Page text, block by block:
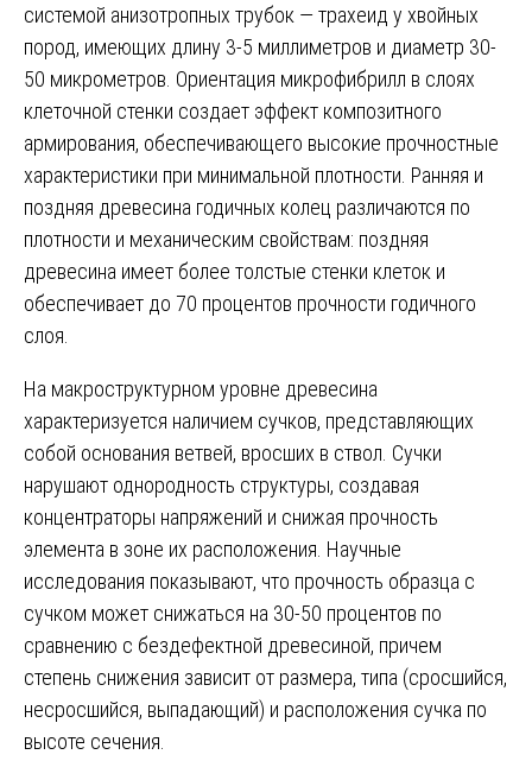
системой анизотропных трубок — трахеид у хвойных
пород, имеющих длину 3-5 миллиметров и диаметр 30-
50 микрометров. Ориентация микрофибрилл в слоях
клеточной стенки создает эффект композитного
армирования, обеспечивающего высокие прочностные
характеристики при минимальной плотности. Ранняя и
поздняя древесина годичных колец различаются по
плотности и механическим свойствам: поздняя
древесина имеет более толстые стенки клеток и
обеспечивает до 70 процентов прочности годичного
слоя.
На макроструктурном уровне древесина
характеризуется наличием сучков, представляющих
собой основания ветвей, вросших в ствол. Сучки
нарушают однородность структуры, создавая
концентраторы напряжений и снижая прочность
элемента в зоне их расположения. Научные
исследования показывают, что прочность образца с
сучком может снижаться на 30-50 процентов по
сравнению с бездефектной древесиной, причем
степень снижения зависит от размера, типа (сросшийся,
несросшийся, выпадающий) и расположения сучка по
высоте сечения.